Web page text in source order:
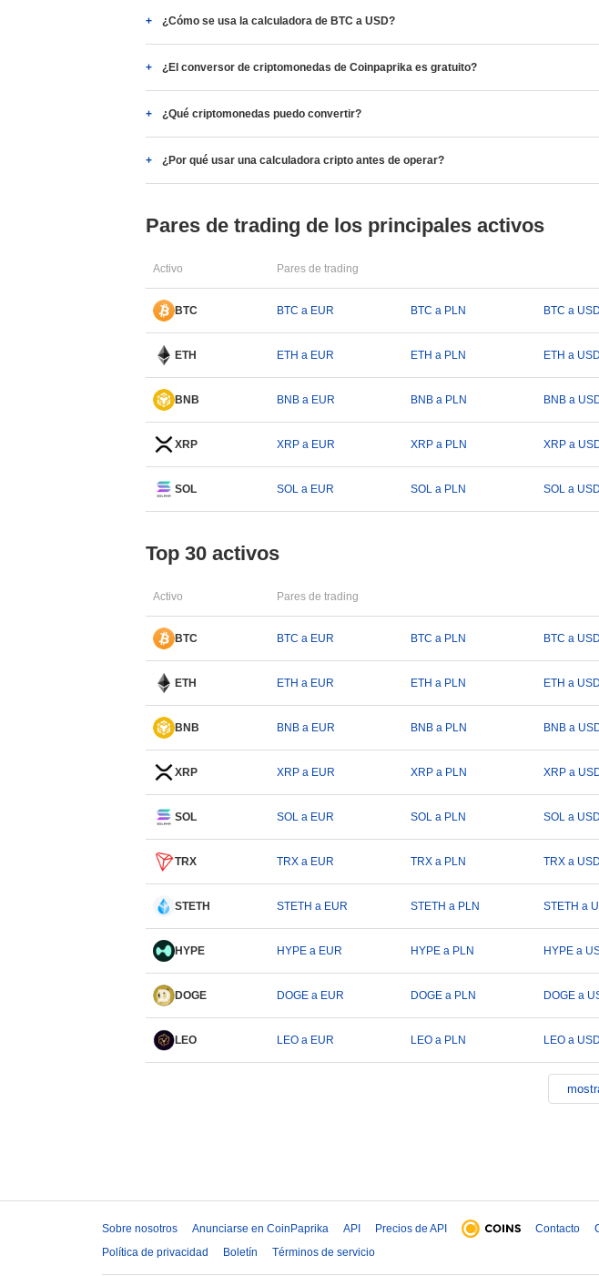
¿Cómo se usa la calculadora de BTC a USD?
¿El conversor de criptomonedas de Coinpaprika es gratuito?
¿Qué criptomonedas puedo convertir?
¿Por qué usar una calculadora cripto antes de operar?
Pares de trading de los principales activos
Activo Pares de trading
BTC BTC a EUR BTC a PLN BTC a USD
ETH ETH a EUR ETH a PLN ETH a USD
BNB BNB a EUR BNB a PLN BNB a
XRP XRP a EUR XRP a PLN XRP a
SOL SOL a EUR SOL a PLN SOL a USD
Top 30 activos
Activo Pares de trading
BTC BTC a EUR BTC a PLN BTC a USD
ETH ETH a EUR ETH a PLN ETH a USD
BNB BNB a EUR BNB a PLN BNB a
XRP XRP a EUR XRP a PLN XRP a
SOL SOL a EUR SOL a PLN SOL a USD
TRX TRX a EUR TRX a PLN TRX a USD
STETH STETH a EUR STETH a PLN STETH a
HYPE HYPE a EUR HYPE a PLN HYPE a
DOGE DOGE a EUR DOGE a PLN DOGE a
LEO LEO a EUR LEO a PLN LEO a USD
Sobre nosotros Anunciarse en CoinPaprika API Precios de API Contacto
Política de privacidad
Boletín Términos de servicio